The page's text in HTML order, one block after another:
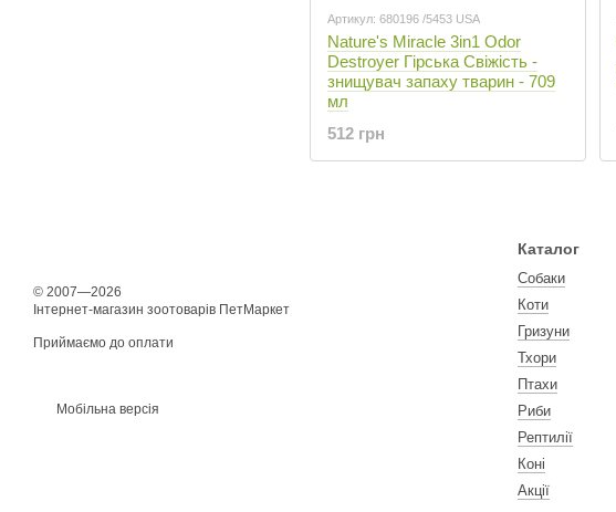
Артикул: 680196 /5453 USA
Nature's Miracle 3in1 Odor
Destroyer Гірська Свіжість -
знищувач запаху тварин - 709
мл
512 грн
© 2007—2026
Інтернет-магазин зоотоварів ПетМаркет
Приймаємо до оплати
Мобільна версія
Каталог
Собаки
Коти
Гризуни
Тхори
Птахи
Риби
Рептилії
Коні
Акції